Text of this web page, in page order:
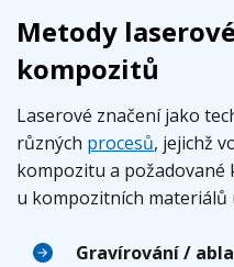
Metody
kompozitů
Laserové značení jako
různých procesů, jejichž
kompozitu a požadované
u kompozitních materiálů
Gravírování /